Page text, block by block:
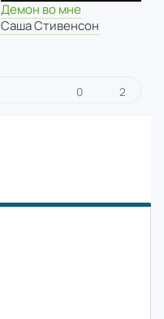
Демон во мне
Саша Стивенсон
0 2